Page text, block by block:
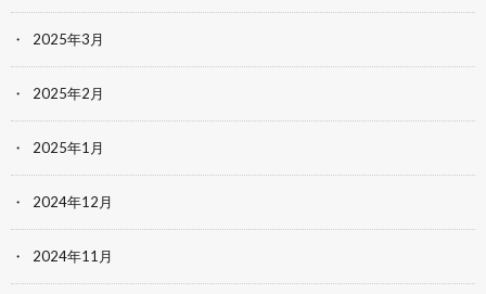
2025年3月
2025年2月
2025年1月
2024年12月
2024年11月